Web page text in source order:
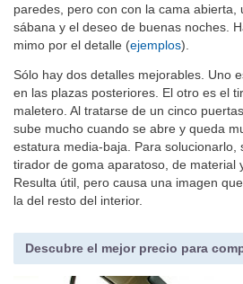
paredes, pero con con la cama abierta,
sábana y el deseo de buenas noches.
mimo por el detalle (ejemplos).
Sólo hay dos detalles mejorables. Uno
en las plazas posteriores. El otro es el
maletero. Al tratarse de un cinco
sube mucho cuando se abre y queda
estatura media-baja. Para solucionarlo,
tirador de goma aparatoso, de material
Resulta útil, pero causa una imagen
la del resto del interior.
Descubre el mejor precio para